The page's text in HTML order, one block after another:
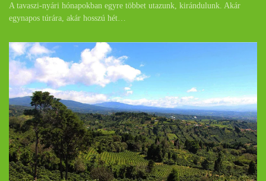
A tavaszi-nyári hónapokban egyre többet utazunk, kirándulunk. Akár
egynapos túrára, akár hosszú hét…